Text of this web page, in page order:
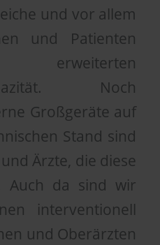
und vor allem
und Patienten
Noch
Großgeräte auf
Stand sind
Ärzte, die diese
Auch da sind wir
interventionell
und Oberärzten